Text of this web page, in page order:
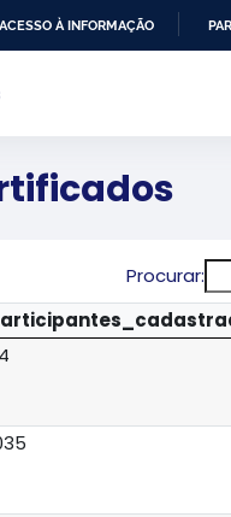
ACESSO À INFORMAÇÃO
Procurar: